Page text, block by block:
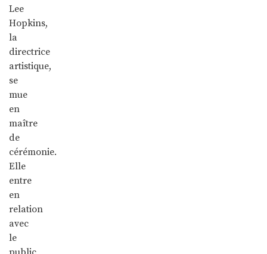
Lee
Hopkins,
la
directrice
artistique,
se
mue
en
maître
de
cérémonie.
Elle
entre
en
relation
avec
le